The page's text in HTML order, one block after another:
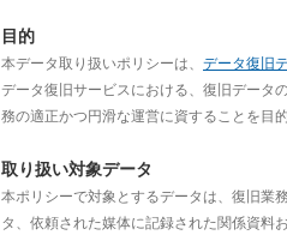
目的
本データ取り扱いポリシーは、 データ復旧
データ復旧サービスにおける、復旧データ
務の適正かつ円滑な運営に資することを目的
取り扱い対象データ
本ポリシーで対象とするデータは、復旧業
タ、依頼された媒体に記録された関係資料